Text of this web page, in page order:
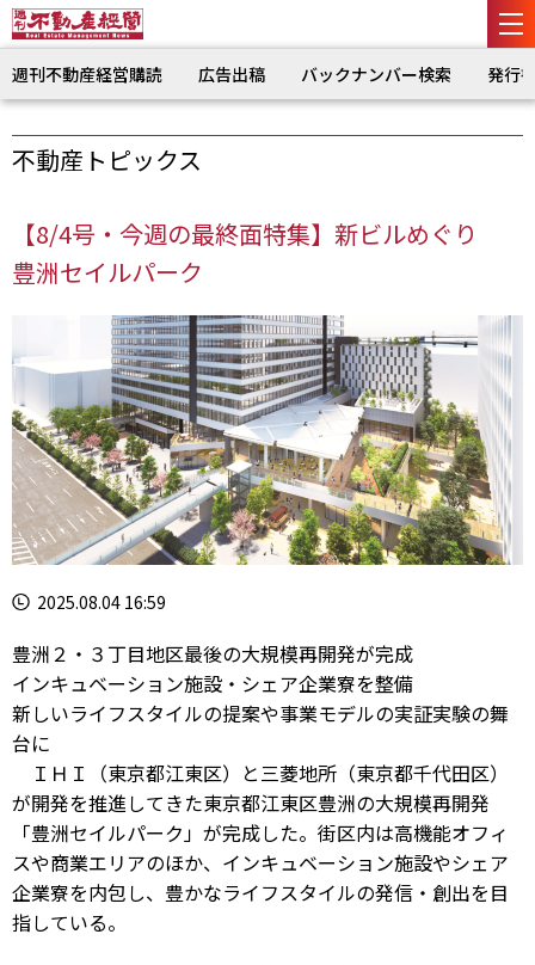
週刊不動産経営購読 広告出稿 バックナンバー検索 発行
不動産トピックス
【8/4号・今週の最終面特集】新ビルめぐり
豊洲セイルパーク
2025.08.04 16:59
豊洲２・３丁目地区最後の大規模再開発が完成
インキュベーション施設・シェア企業寮を整備
新しいライフスタイルの提案や事業モデルの実証実験の舞
台に
ＩＨＩ（東京都江東区）と三菱地所（東京都千代田区）
が開発を推進してきた東京都江東区豊洲の大規模再開発
「豊洲セイルパーク」が完成した。街区内は高機能オフィ
スや商業エリアのほか、インキュベーション施設やシェア
企業寮を内包し、豊かなライフスタイルの発信・創出を目
指している。